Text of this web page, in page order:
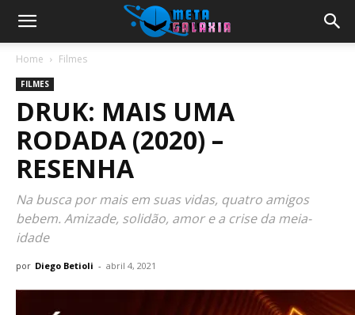
Home Filmes
FILMES
DRUK: MAIS UMA
RODADA (2020) –
RESENHA
Na busca por mais em suas vidas, quatro amigos
bebem. Amizade, solidão, amor e a crise da meia-
idade
por Diego Betioli - abril 4, 2021